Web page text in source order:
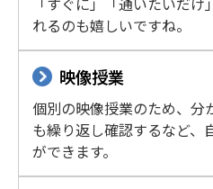
れるのも嬉しいですね。
映像授業
個別の映像授業のため、分
も繰り返し確認するなど、
ができます。